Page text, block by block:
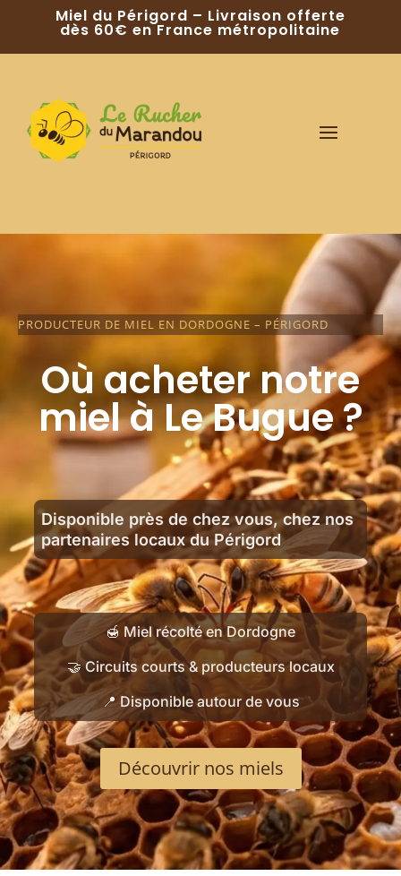
Miel du Périgord – Livraison offerte
dès 60€ en France métropolitaine
PRODUCTEUR DE MIEL EN DORDOGNE – PÉRIGORD
Où acheter notre
miel à Le Bugue ?
Disponible près de chez vous, chez nos
partenaires locaux du Périgord
🍯 Miel récolté en Dordogne
🤝 Circuits courts & producteurs locaux
📍 Disponible autour de vous
Découvrir nos miels